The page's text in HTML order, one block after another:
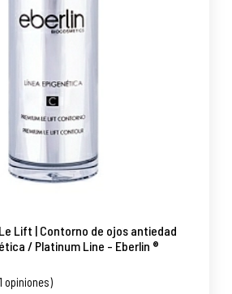
Lift | Contorno de ojos antiedad
/ Platinum Line - Eberlin ®
opiniones)